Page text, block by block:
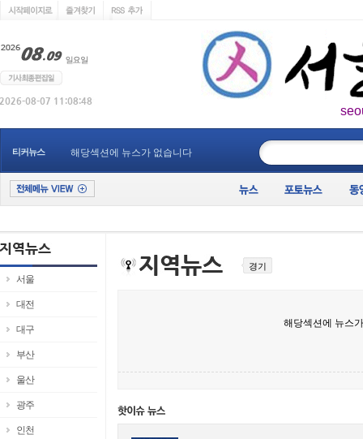
티커뉴스 해당섹션에 뉴스가 없습니다
서울
대전
대구
부산
울산
광주
인천
경기
해당섹션에 뉴스